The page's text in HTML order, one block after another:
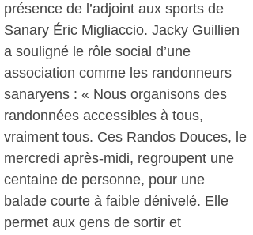
présence de l’adjoint aux sports de
Sanary Éric Migliaccio. Jacky Guillien
a souligné le rôle social d’une
association comme les randonneurs
sanaryens : « Nous organisons des
randonnées accessibles à tous,
vraiment tous. Ces Randos Douces, le
mercredi après-midi, regroupent une
centaine de personne, pour une
balade courte à faible dénivelé. Elle
permet aux gens de sortir et